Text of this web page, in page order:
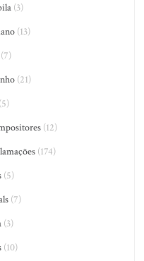
(3)
(13)
(7)
(21)
(5)
(12)
(174)
(5)
(7)
(3)
(10)